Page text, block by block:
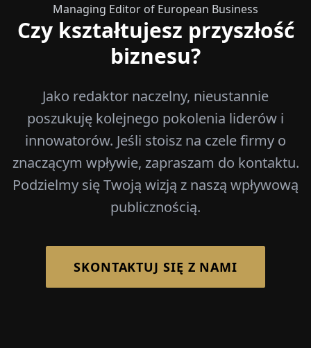
Managing Editor of European Business
Czy kształtujesz przyszłość
biznesu?
Jako redaktor naczelny, nieustannie
poszukuję kolejnego pokolenia liderów i
innowatorów. Jeśli stoisz na czele firmy o
znaczącym wpływie, zapraszam do kontaktu.
Podzielmy się Twoją wizją z naszą wpływową
publicznością.
SKONTAKTUJ SIĘ Z NAMI